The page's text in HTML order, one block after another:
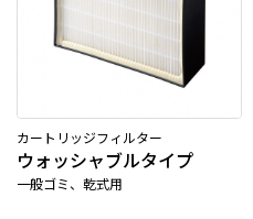
カートリッジフィルター
ウォッシャブルタイプ
一般ゴミ、乾式用